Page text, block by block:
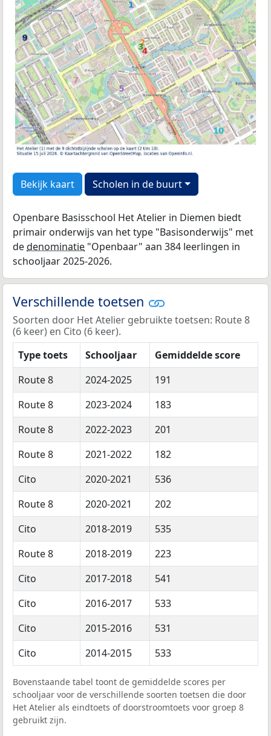
Bekijk kaart Scholen in de buurt
Openbare Basisschool Het Atelier in Diemen biedt
primair onderwijs van het type "Basisonderwijs" met
dedenominatie "Openbaar" aan 384 leerlingen in
schooljaar 2025-2026.
Verschillende toetsen
Soorten door Het Atelier gebruikte toetsen: Route 8
(6 keer) en Cito (6 keer).
Type toets
Schooljaar
Gemiddelde score
Route 8
2024-2025
191
Route 8
2023-2024
183
Route 8
2022-2023
201
Route 8
2021-2022
182
Cito
2020-2021
536
Route 8
2020-2021
202
Cito
2018-2019
535
Route 8
2018-2019
223
Cito
2017-2018
541
Cito
2016-2017
533
Cito
2015-2016
531
Cito
2014-2015 533
Bovenstaande tabel toont de gemiddelde scores per
schooljaar voor de verschillende soorten toetsen die door
Het Atelier als eindtoets of doorstroomtoets voor groep 8
gebruikt zijn.